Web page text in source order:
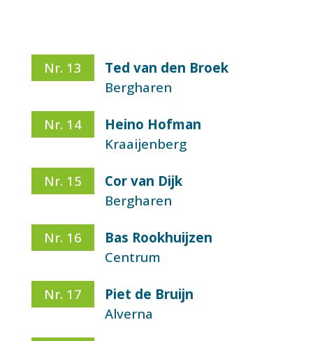
Nr. 13
Ted van den Broek
Bergharen
Nr. 14
Heino Hofman
Kraaijenberg
Nr. 15
Cor van Dijk
Bergharen
Nr. 16
Bas Rookhuijzen
Centrum
Nr. 17
Piet de Bruijn
Alverna